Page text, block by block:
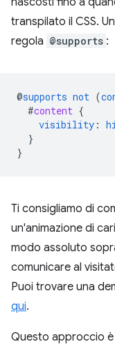
transpilato il CSS.
regola @supports :
@supports not (
#content {
visibility :
}
}
Ti consigliamo di
un'animazione di
modo assoluto
comunicare al
Puoi trovare una
qui.
Questo approccio